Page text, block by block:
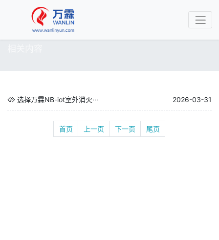
选择万霖NB-iot室外消火··· 2026-03-31
首页 上一页 下一页 尾页